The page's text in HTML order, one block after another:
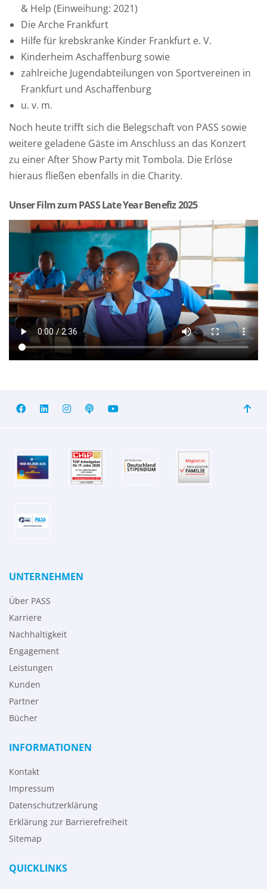
& Help (Einweihung: 2021)
Die Arche Frankfurt
Hilfe für krebskranke Kinder Frankfurt e. V.
Kinderheim Aschaffenburg sowie
zahlreiche Jugendabteilungen von Sportvereinen in
Frankfurt und Aschaffenburg
u. v. m.
Noch heute trifft sich die Belegschaft von PASS sowie
weitere geladene Gäste im Anschluss an das Konzert
zu einer After Show Party mit Tombola. Die Erlöse
hieraus fließen ebenfalls in die Charity.
Unser Film zum PASS Late Year Benefiz 2025
UNTERNEHMEN
Über PASS
Karriere
Nachhaltigkeit
Engagement
Leistungen
Kunden
Partner
Bücher
INFORMATIONEN
Kontakt
Impressum
Datenschutzerklärung
Erklärung zur Barrierefreiheit
Sitemap
QUICKLINKS